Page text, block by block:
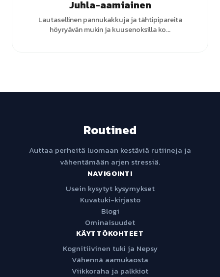
Juhla-aamiainen
Lautasellinen pannukakkuja ja tähtipipareita
höyryävän mukin ja kuusenoksilla ko...
Routined
Auttaa perheitä luomaan kestäviä rutiineja ja
vähentämään arjen stressiä.
NAVIGOINTI
Usein kysytyt kysymykset
Kuvatuki-kirjasto
Blogi
Ominaisuudet
KÄYTTÖKOHTEET
Kognitiivinen tuki ja Nepsy
Vähennä aamukaosta
Viikkoraha ja palkkiot